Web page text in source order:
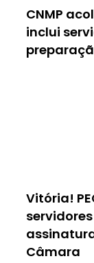
CNMP
inclui
Vitória!
Câmara